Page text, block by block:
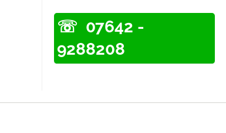
07642 -
9288208